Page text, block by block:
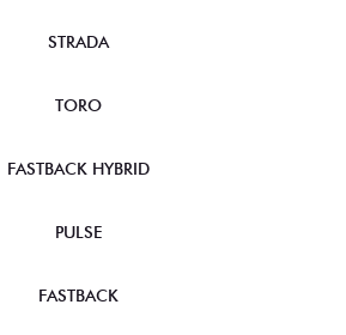
STRADA
TORO
FASTBACK HYBRID
PULSE
FASTBACK